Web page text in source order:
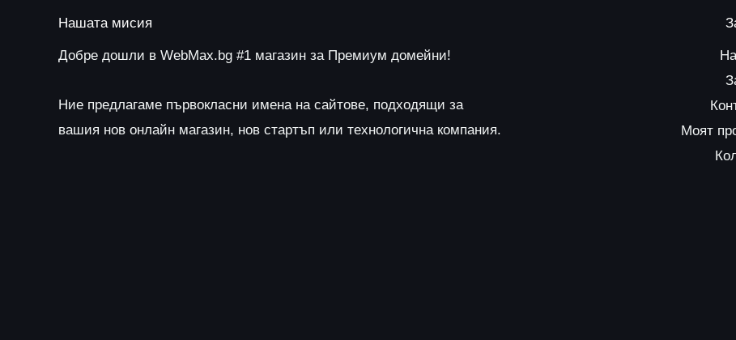
Нашата мисия
Добре дошли в WebMax.bg #1 магазин за Премиум домейни!
Ние предлагаме първокласни имена на сайтове, подходящи за
вашия нов онлайн магазин, нов стартъп или технологична компания.
Моят